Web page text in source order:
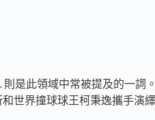
是此領域中常被提及的一詞
世界撞球球王柯秉逸攜手演